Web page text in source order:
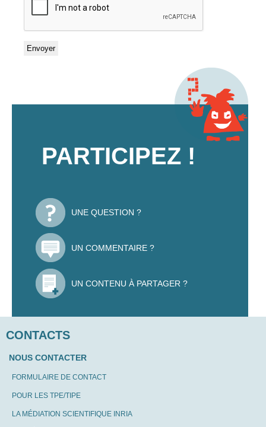
PARTICIPEZ !
UNE QUESTION ?
UN COMMENTAIRE ?
UN CONTENU À PARTAGER ?
CONTACTS
NOUS CONTACTER
FORMULAIRE DE CONTACT
POUR LES TPE/TIPE
LA MÉDIATION SCIENTIFIQUE INRIA